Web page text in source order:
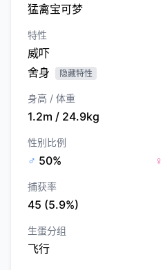
猛禽宝可梦
特性
威吓
舍身
隐藏特性
身高 / 体重
1.2m / 24.9kg
性别比例
♂ 50% ♀
捕获率
45 (5.9%)
生蛋分组
飞行